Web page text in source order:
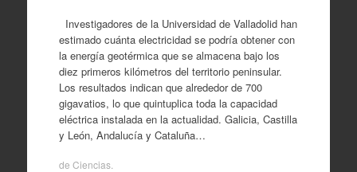
Investigadores de la Universidad de Valladolid han
estimado cuánta electricidad se podría obtener con
la energía geotérmica que se almacena bajo los
diez primeros kilómetros del territorio peninsular.
Los resultados indican que alrededor de 700
gigavatios, lo que quintuplica toda la capacidad
eléctrica instalada en la actualidad. Galicia, Castilla
y León, Andalucía y Cataluña…
de Ciencias.